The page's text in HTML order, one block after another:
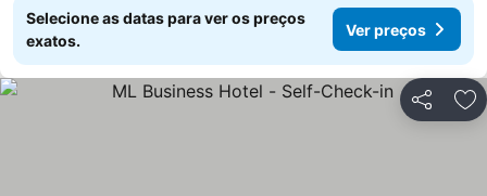
Selecione as datas para ver os preços
exatos.
Ver preços
Partilhar